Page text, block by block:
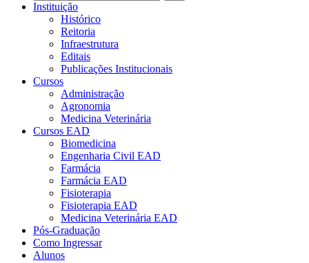
Instituição
Histórico
Reitoria
Infraestrutura
Editais
Publicações Institucionais
Cursos
Administração
Agronomia
Medicina Veterinária
Cursos EAD
Biomedicina
Engenharia Civil EAD
Farmácia
Farmácia EAD
Fisioterapia
Fisioterapia EAD
Medicina Veterinária EAD
Pós-Graduação
Como Ingressar
Alunos